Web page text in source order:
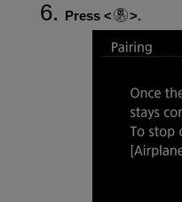
Press .